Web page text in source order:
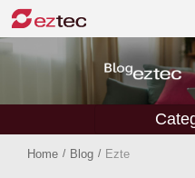
Home / Blog / Ezte